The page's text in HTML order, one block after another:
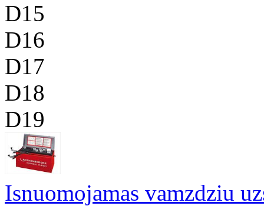
D15
D16
D17
D18
D19
Isnuomojamas vamzdziu